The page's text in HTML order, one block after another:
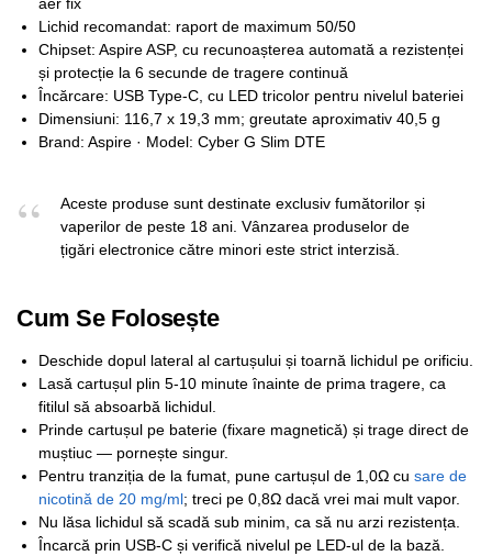
aer fix
Lichid recomandat: raport de maximum 50/50
Chipset: Aspire ASP, cu recunoașterea automată a rezistenței
și protecție la 6 secunde de tragere continuă
Încărcare: USB Type-C, cu LED tricolor pentru nivelul bateriei
Dimensiuni: 116,7 x 19,3 mm; greutate aproximativ 40,5 g
Brand: Aspire · Model: Cyber G Slim DTE
Aceste produse sunt destinate exclusiv fumătorilor și
vaperilor de peste 18 ani. Vânzarea produselor de
țigări electronice către minori este strict interzisă.
Cum Se Folosește
Deschide dopul lateral al cartușului și toarnă lichidul pe orificiu.
Lasă cartușul plin 5-10 minute înainte de prima tragere, ca
fitilul să absoarbă lichidul.
Prinde cartușul pe baterie (fixare magnetică) și trage direct de
muștiuc — pornește singur.
Pentru tranziția de la fumat, pune cartușul de 1,0Ω cu sare de
nicotină de 20 mg/ml; treci pe 0,8Ω dacă vrei mai mult vapor.
Nu lăsa lichidul să scadă sub minim, ca să nu arzi rezistența.
Încarcă prin USB-C și verifică nivelul pe LED-ul de la bază.